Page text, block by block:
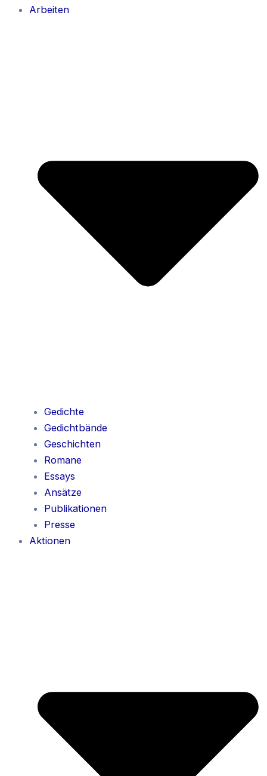
Arbeiten
Gedichte
Gedichtbände
Geschichten
Romane
Essays
Ansätze
Publikationen
Presse
Aktionen